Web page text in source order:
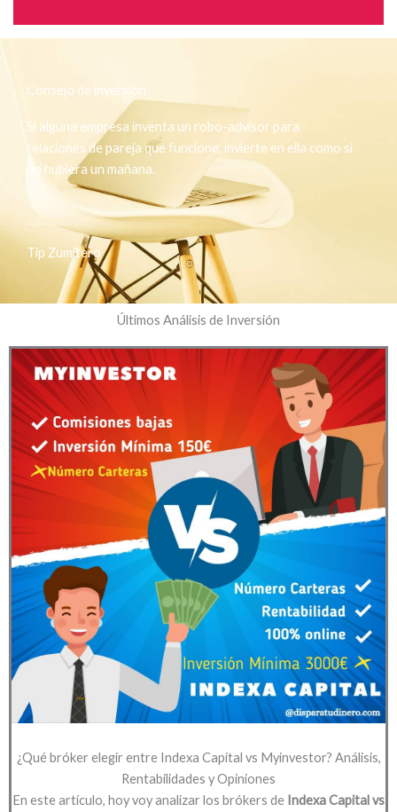
Consejo de inversión
Si alguna empresa inventa un robo-advisor para
relaciones de pareja que funcione, invierte en ella como si
no hubiera un mañana.
Tip Zumitero
Últimos Análisis de Inversión
¿Qué bróker elegir entre Indexa Capital vs Myinvestor? Análisis,
Rentabilidades y Opiniones
En este artículo, hoy voy analizar los brókers de Indexa Capital vs